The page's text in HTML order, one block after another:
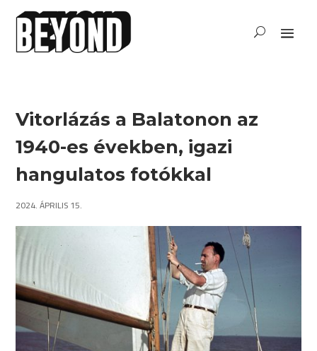
Vitorlázás a Balatonon az
1940-es években, igazi
hangulatos fotókkal
2024. ÁPRILIS 15.